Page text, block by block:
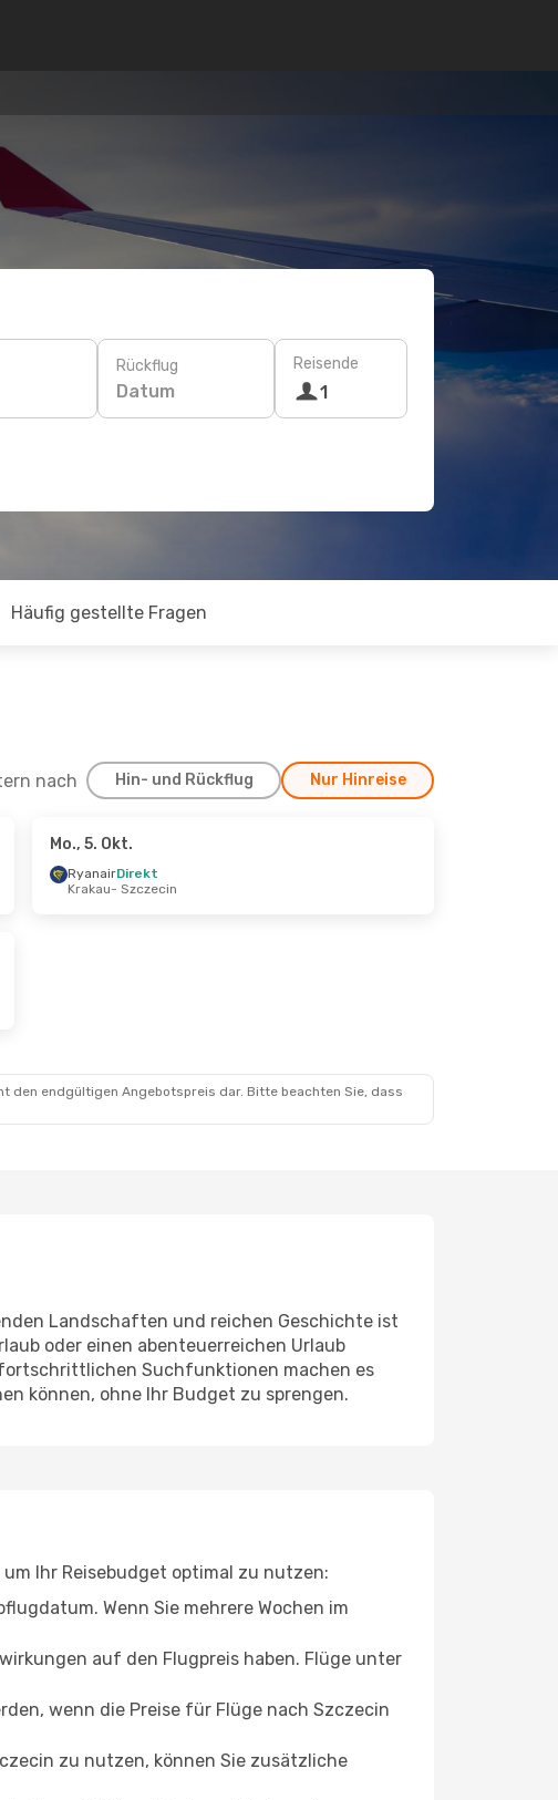
Rückflug
Datum
Reisende
1
Häufig gestellte Fragen
nach Hin- und Rückflug Nur Hinreise
- Fr., 9. Okt.
Mo., 5. Okt.
RyanairDirekt
Krakau- Szczecin
den endgültigen Angebotspreis dar. Bitte beachten Sie, dass
Landschaften und reichen Geschichte ist
oder einen abenteuerreichen Urlaub
Suchfunktionen machen es
können, ohne Ihr Budget zu sprengen.
Ihr Reisebudget optimal zu nutzen:
Wenn Sie mehrere Wochen im
auf den Flugpreis haben. Flüge unter
wenn die Preise für Flüge nach Szczecin
zu nutzen, können Sie zusätzliche